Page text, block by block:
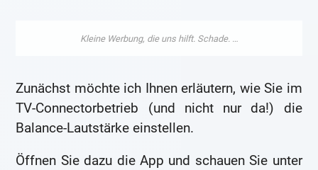
Zunächst möchte ich Ihnen erläutern, wie Sie im
TV-Connectorbetrieb (und nicht nur da!) die
Balance-Lautstärke einstellen.
Öffnen Sie dazu die App und schauen Sie unter